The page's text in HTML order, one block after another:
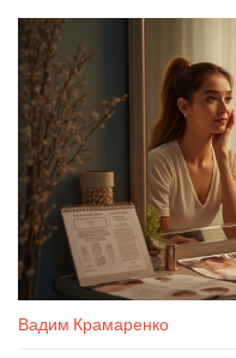
простых правилах ухода,
приносила только пользу.
развеем мифы.
Вадим Крамаренко